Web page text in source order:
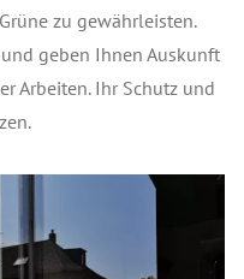
zu gewährleisten.
geben Ihnen Auskunft
Arbeiten. Ihr Schutz und